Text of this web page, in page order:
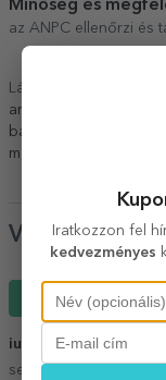
Minőség és
az ANPC ellenőrzi és
Lásd még más
arany és ezüst karkötők
barátnődnek és
március 8-ra
Vélemények
Írj egy véleményt
iulia moldovan 19
servicii prompte si
Iratkozzon fel
kedvezményes